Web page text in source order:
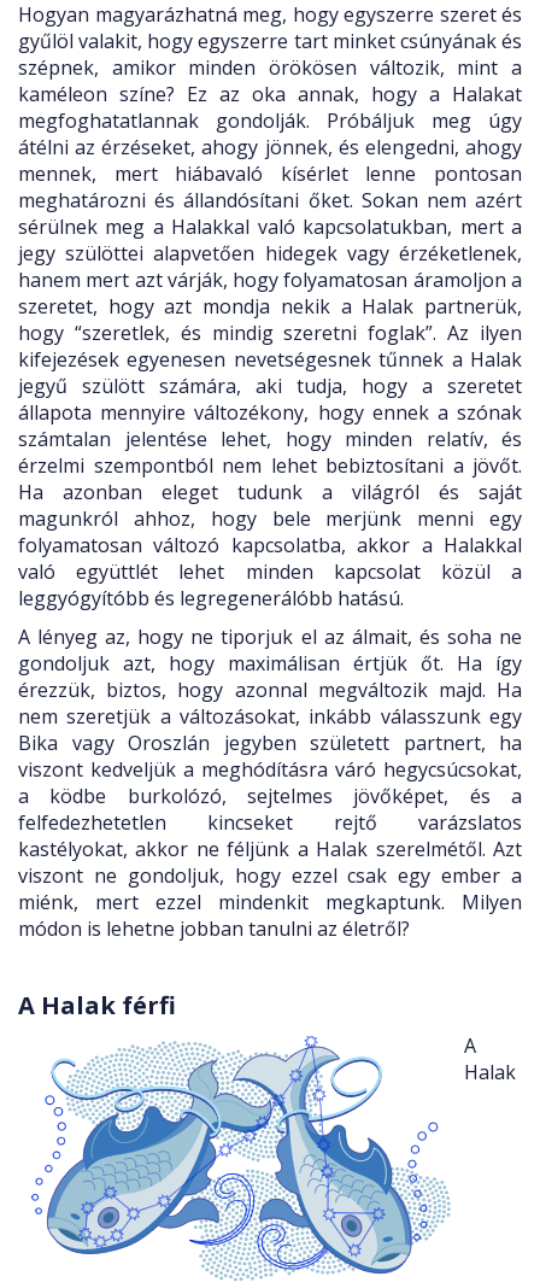
Hogyan magyarázhatná meg, hogy egyszerre szeret és
gyűlöl valakit, hogy egyszerre tart minket csúnyának és
szépnek, amikor minden örökösen változik, mint a
kaméleon színe? Ez az oka annak, hogy a Halakat
megfoghatatlannak gondolják. Próbáljuk meg úgy
átélni az érzéseket, ahogy jönnek, és elengedni, ahogy
mennek, mert hiábavaló kísérlet lenne pontosan
meghatározni és állandósítani őket. Sokan nem azért
sérülnek meg a Halakkal való kapcsolatukban, mert a
jegy szülöttei alapvetően hidegek vagy érzéketlenek,
hanem mert azt várják, hogy folyamatosan áramoljon a
szeretet, hogy azt mondja nekik a Halak partnerük,
hogy “szeretlek, és mindig szeretni foglak”. Az ilyen
kifejezések egyenesen nevetségesnek tűnnek a Halak
jegyű szülött számára, aki tudja, hogy a szeretet
állapota mennyire változékony, hogy ennek a szónak
számtalan jelentése lehet, hogy minden relatív, és
érzelmi szempontból nem lehet bebiztosítani a jövőt.
Ha azonban eleget tudunk a világról és saját
magunkról ahhoz, hogy bele merjünk menni egy
folyamatosan változó kapcsolatba, akkor a Halakkal
való együttlét lehet minden kapcsolat közül a
leggyógyítóbb és legregenerálóbb hatású.
A lényeg az, hogy ne tiporjuk el az álmait, és soha ne
gondoljuk azt, hogy maximálisan értjük őt. Ha így
érezzük, biztos, hogy azonnal megváltozik majd. Ha
nem szeretjük a változásokat, inkább válasszunk egy
Bika vagy Oroszlán jegyben született partnert, ha
viszont kedveljük a meghódításra váró hegycsúcsokat,
a ködbe burkolózó, sejtelmes jövőképet, és a
felfedezhetetlen kincseket rejtő varázslatos
kastélyokat, akkor ne féljünk a Halak szerelmétől. Azt
viszont ne gondoljuk, hogy ezzel csak egy ember a
miénk, mert ezzel mindenkit megkaptunk. Milyen
módon is lehetne jobban tanulni az életről?
A Halak férfi
A
Halak